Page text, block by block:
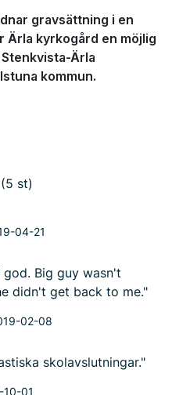
gravsättning i en
Ärla kyrkogård en möjlig
Ärla
kommun.
st)
04-21
Big guy wasn't
didn't get back to me."
02-08
skolavslutningar."
10-01